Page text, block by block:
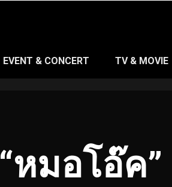
EVENT & CONCERT TV & MOVIE
“หมอโอ๊ค